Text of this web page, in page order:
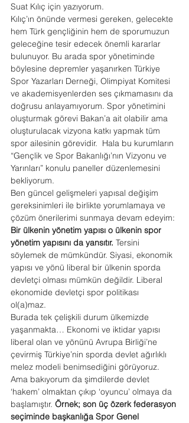
Suat Kılıç için yazıyorum.
Kılıç’ın önünde vermesi gereken, gelecekte
hem Türk gençliğinin hem de sporumuzun
geleceğine tesir edecek önemli kararlar
bulunuyor. Bu arada spor yönetiminde
böylesine depremler yaşanırken Türkiye
Spor Yazarları Derneği, Olimpiyat Komitesi
ve akademisyenlerden ses çıkmamasını da
doğrusu anlayamıyorum. Spor yönetimini
oluşturmak görevi Bakan’a ait olabilir ama
oluşturulacak vizyona katkı yapmak tüm
spor ailesinin görevidir.  Hala bu kurumların
“Gençlik ve Spor Bakanlığı’nın Vizyonu ve
Yarınları” konulu paneller düzenlemesini
bekliyorum.
Ben güncel gelişmeleri yapısal değişim
gereksinimleri ile birlikte yorumlamaya ve
çözüm önerilerimi sunmaya devam edeyim:
Bir ülkenin yönetim yapısı o ülkenin spor
yönetim yapısını da yansıtır. Tersini
söylemek de mümkündür. Siyasi, ekonomik
yapısı ve yönü liberal bir ülkenin sporda
devletçi olması mümkün değildir. Liberal
ekonomide devletçi spor politikası
ol(a)maz.
Burada tek çelişkili durum ülkemizde
yaşanmakta… Ekonomi ve iktidar yapısı
liberal olan ve yönünü Avrupa Birliği’ne
çevirmiş Türkiye’nin sporda devlet ağırlıklı
melez modeli benimsediğini görüyoruz.
Ama bakıyorum da şimdilerde devlet
‘hakem’ olmaktan çıkıp ‘oyuncu’ olmaya da
başlamıştır. Örnek; son üç özerk federasyon
seçiminde başkanlığa Spor Genel